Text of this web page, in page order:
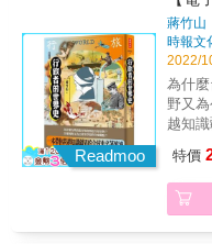
世界
座豐
領我
的行
的職
自身
散話
──《
& 以
也可
到騙徒
或只是新
於能被具體描述
塑造人們的言
Corbin） 阿蘭‧柯爾本在這冊十
「起
體、
了我
「錯
彩」
焦慮
恨根
的脈
動合
主義意
《行
心得
活、
過作
僅為
勢，
Readmoo
蔣竹山
時報文
2022/
為什麼
野又為公
越知識疆
想像
能反
民眾
特價